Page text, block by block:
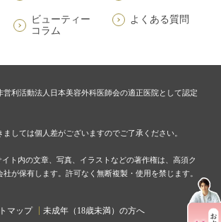
ビューティー
コラム
よくある質問
営利活動法人日本美容外科医師会の適正医院として認定
しては個人差がございますのでご了承ください。
イト内の文章、写真、イラストなどの著作権は、高須ク
社が保有します。許可なく無断複製・使用を禁じます。
マップ 未成年（18歳未満）の方へ